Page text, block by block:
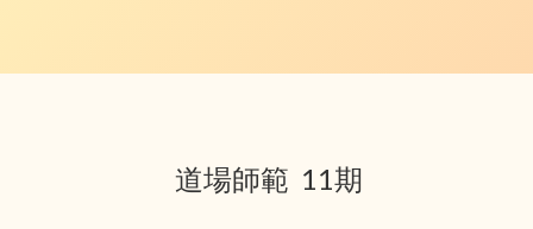
道場師範 11期